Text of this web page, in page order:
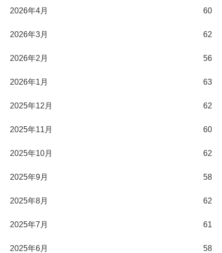
2026年4月 60
2026年3月 62
2026年2月 56
2026年1月 63
2025年12月 62
2025年11月 60
2025年10月 62
2025年9月 58
2025年8月 62
2025年7月 61
2025年6月 58